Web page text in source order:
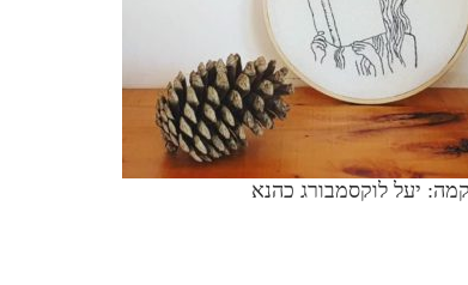
יעל לוקסמבורג כהנא